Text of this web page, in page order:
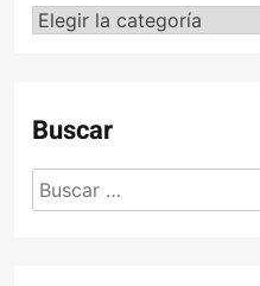
Categorías
Buscar
Buscar: